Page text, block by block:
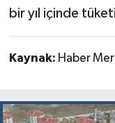
bir yıl içinde
Kaynak: Haber